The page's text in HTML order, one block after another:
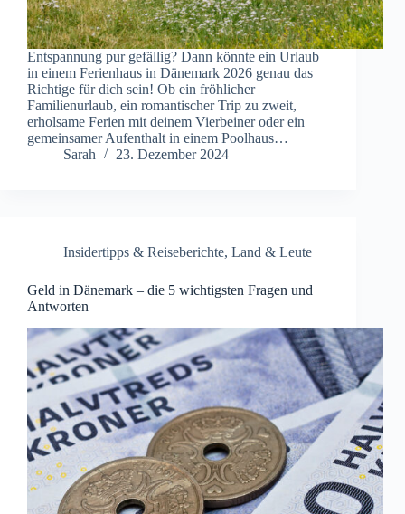
Entspannung pur gefällig? Dann könnte ein Urlaub
in einem Ferienhaus in Dänemark 2026 genau das
Richtige für dich sein! Ob ein fröhlicher
Familienurlaub, ein romantischer Trip zu zweit,
erholsame Ferien mit deinem Vierbeiner oder ein
gemeinsamer Aufenthalt in einem Poolhaus…
Sarah
23. Dezember 2024
Insidertipps & Reiseberichte, Land & Leute
Geld in Dänemark – die 5 wichtigsten Fragen und
Antworten